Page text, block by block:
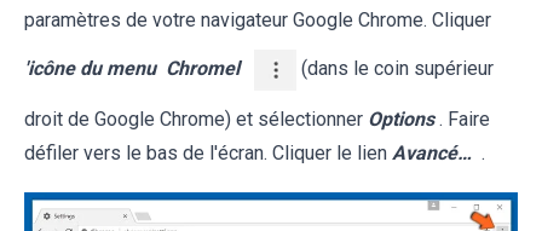
paramètres de votre navigateur Google Chrome. Cliquer
'icône du menu Chromel (dans le coin supérieur
droit de Google Chrome) et sélectionner Options . Faire
défiler vers le bas de l'écran. Cliquer le lien Avancé… .